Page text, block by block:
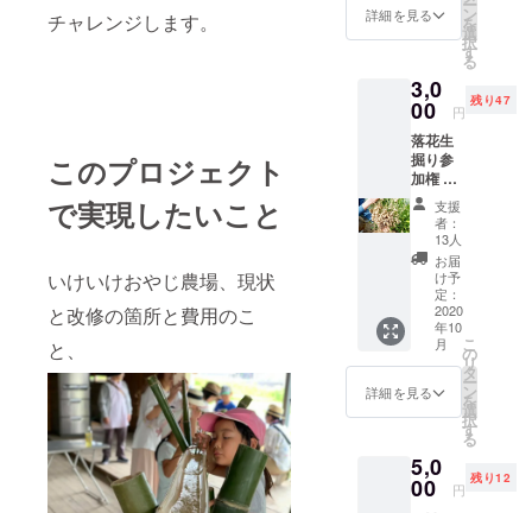
チャレンジします。
このプロジェクト
で実現したいこと
いけいけおやじ農場、現状
と改修の箇所と費用のこ
と、
グループ名、ど
ネームです。備
考欄にご記入い
ただいた名前を
使わせていただ
きます。
詳細を見る ン
を
選
択
す
る
3,0
00 円
残り47
落花生
掘り参
加権 い
けいけ
オヤジ
農場で
育てて
いる落
花生を
掘り、
持って
帰れま
す。 9
月後半
から10
月いっ
収穫時
期を迎
える落
支援
者：
13人
お届
け予
定：
2020
年10
月
詳細を見る
こ
の
リ
タ
ー
ン
を
選
択
す
る
5,0
00 円
残り12